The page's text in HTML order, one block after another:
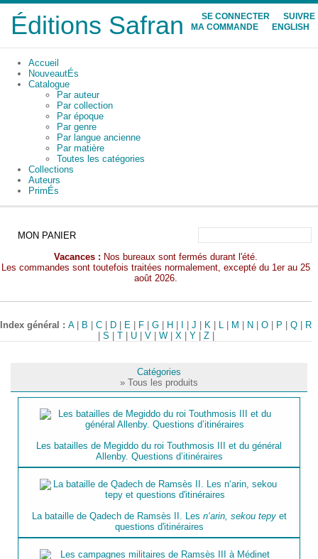
Éditions Safran SE CONNECTER
SUIVRE
MA COMMANDE
ENGLISH
Accueil
NouveautÉs
Catalogue
Par auteur
Par collection
Par époque
Par genre
Par langue ancienne
Par matière
Toutes les catégories
Collections
Auteurs
PrimÉs
MON PANIER
Vacances : Nos bureaux sont fermés durant l'été.
Les commandes sont toutefois traitées normalement, excepté du 1er au 25
août 2026.
Index général :A| B |C D E F |G H |J K L M N |O P |Q
R
S T| U| V| W| X| Y| Z|
Catégories
» Tous les produits
Les batailles de Megiddo du roi Touthmosis III et du général
Allenby. Questions d’itinéraires
La bataille de Qadech de Ramsès II. Les n‘arin, sekou tepyet
questions d'itinéraires